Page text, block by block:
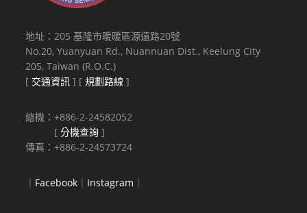
地址：205 基隆市暖暖區源遠路20號
No.20, Yuanyuan Rd., Nuannuan Dist., Keelung City
205, Taiwan (R.O.C.)
[ 交通資訊 ] [規劃路線 ]
總機：+886-2-24582052
[分機查詢 ]
傳真：+886-2-24573724
｜ Facebook ｜ Instagram ｜